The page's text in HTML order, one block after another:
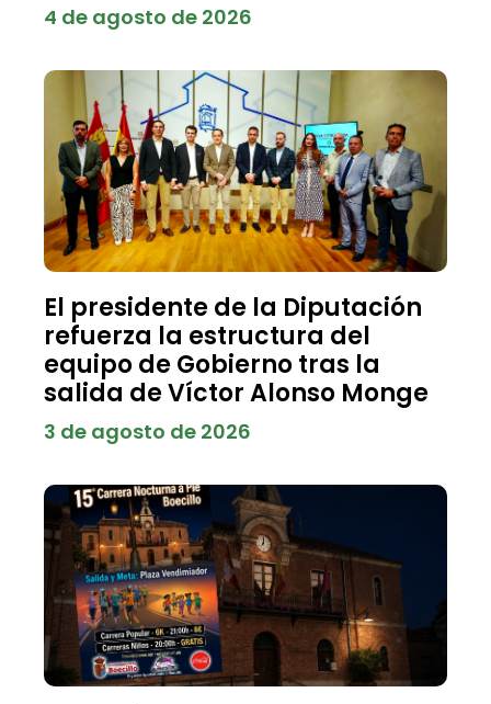
4 de agosto de 2026
El presidente de la Diputación
refuerza la estructura del
equipo de Gobierno tras la
salida de Víctor Alonso Monge
3 de agosto de 2026